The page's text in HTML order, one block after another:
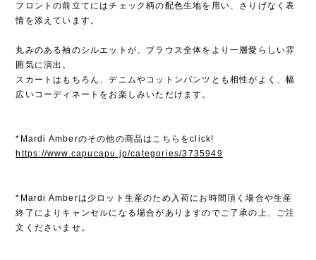
フロントの前立てにはチェック柄の配色生地を用い、さりげなく表
情を添えています。
丸みのある袖のシルエットが、ブラウス全体をより一層愛らしい雰
囲気に演出。
スカートはもちろん、デニムやコットンパンツとも相性がよく、幅
広いコーディネートをお楽しみいただけます。
*Mardi Amberのその他の商品はこちらをclick!
https://www.capucapu.jp/categories/3735949
*Mardi Amberは少ロット生産のため入荷にお時間頂く場合や生産
終了によりキャンセルになる場合がありますのでご了承の上、ご注
文くださいませ。